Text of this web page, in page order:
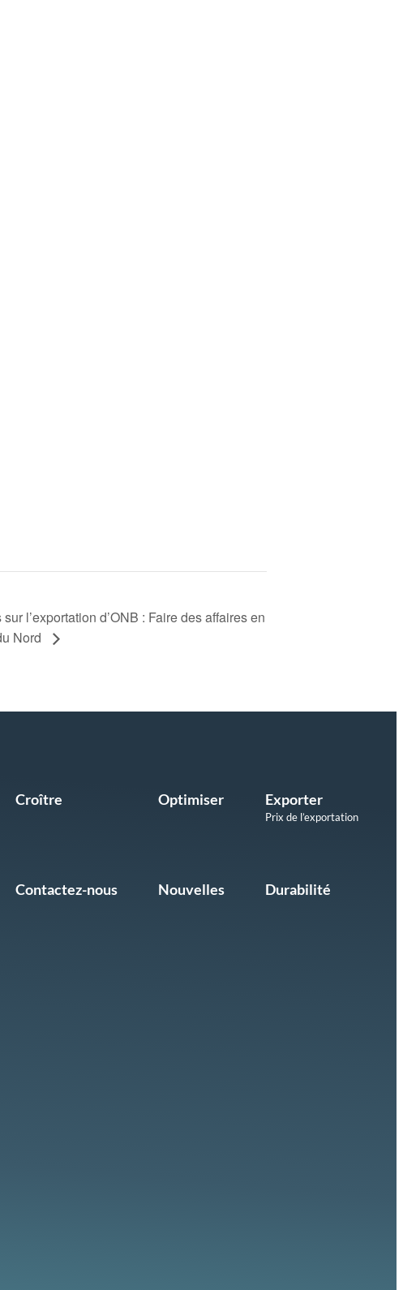
l’exportation d’ONB : Faire des affaires en
Nord
Croître Optimiser Exporter
Prix de l’exportation
Contactez-nous Nouvelles Durabilité